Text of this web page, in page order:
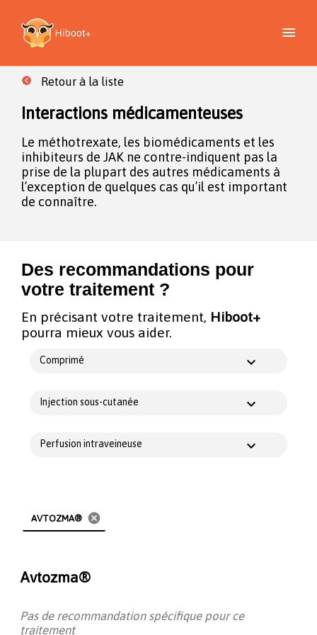
Retour à la liste
Interactions médicamenteuses
Le méthotrexate, les biomédicaments et les
inhibiteurs de JAK ne contre-indiquent pas la
prise de la plupart des autres médicaments à
l’exception de quelques cas qu’il est important
de connaître.
Des recommandations pour
votre traitement ?
En précisant votre traitement, Hiboot+
pourra mieux vous aider.
Comprimé
Injection sous-cutanée
Perfusion intraveineuse
AVTOZMA® cancel
Avtozma®
Pas de recommandation spécifique pour ce
traitement